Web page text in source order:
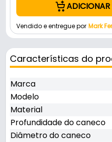
Vendido e entregue por Mark
Características do
Marca
Modelo
Material
Profundidade do caneco
Diâmetro do caneco